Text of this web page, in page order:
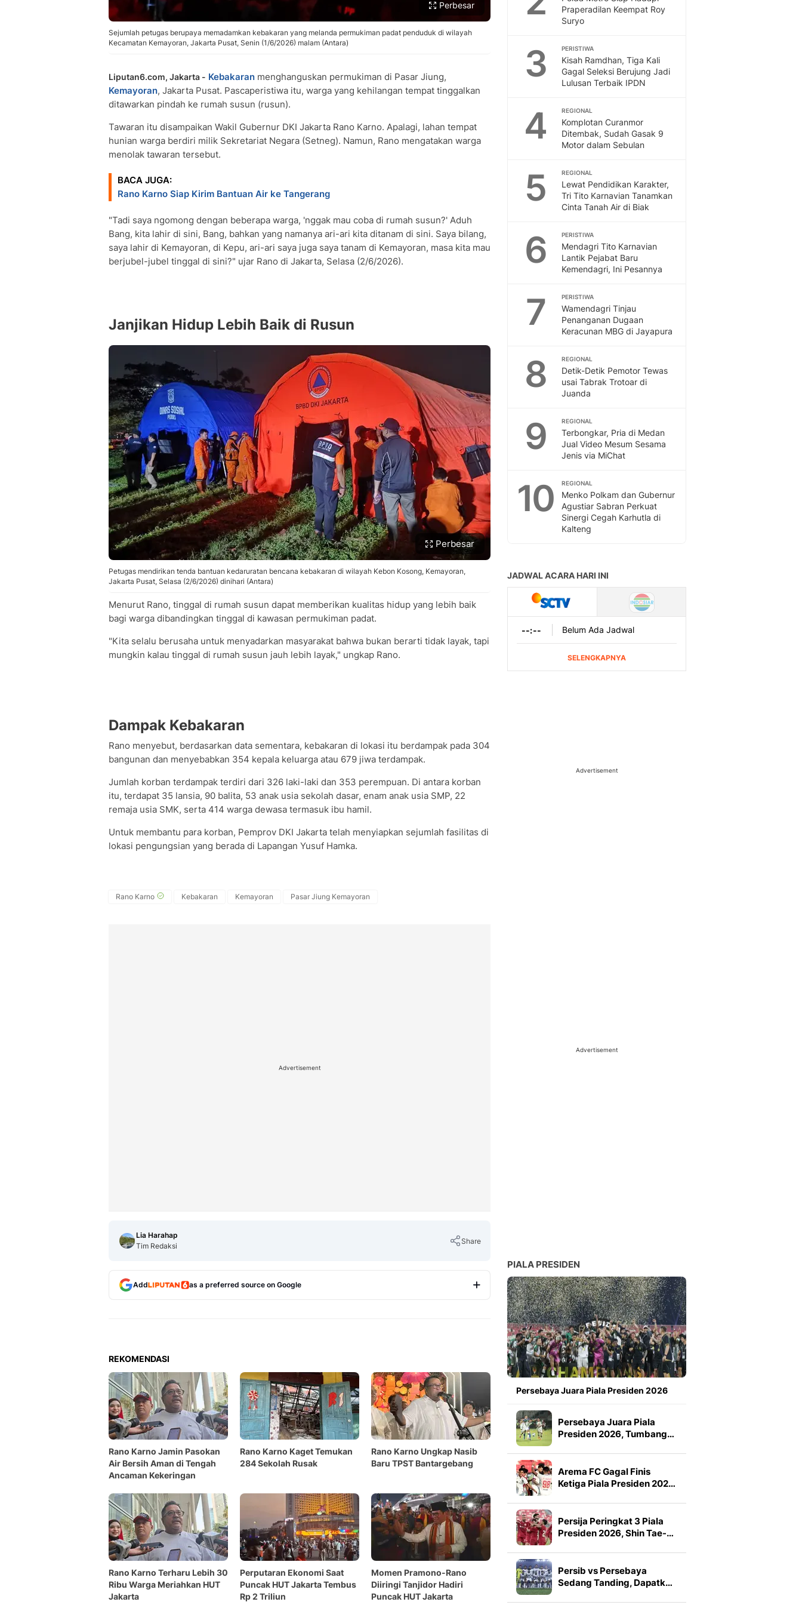
Perbesar
Sejumlah petugas berupaya memadamkan kebakaran yang melanda permukiman padat penduduk di wilayah
Kecamatan Kemayoran, Jakarta Pusat, Senin (1/6/2026) malam (Antara)
Liputan6.com, Jakarta - Kebakaran menghanguskan permukiman di Pasar Jiung,
Kemayoran, Jakarta Pusat. Pascaperistiwa itu, warga yang kehilangan tempat tinggalkan
ditawarkan pindah ke rumah susun (rusun).
Tawaran itu disampaikan Wakil Gubernur DKI Jakarta Rano Karno. Apalagi, lahan tempat
hunian warga berdiri milik Sekretariat Negara (Setneg). Namun, Rano mengatakan warga
menolak tawaran tersebut.
BACA JUGA:
Rano Karno Siap Kirim Bantuan Air ke Tangerang
"Tadi saya ngomong dengan beberapa warga, 'nggak mau coba di rumah susun?' Aduh
Bang, kita lahir di sini, Bang, bahkan yang namanya ari-ari kita ditanam di sini. Saya bilang,
saya lahir di Kemayoran, di Kepu, ari-ari saya juga saya tanam di Kemayoran, masa kita mau
berjubel-jubel tinggal di sini?" ujar Rano di Jakarta, Selasa (2/6/2026).
Janjikan Hidup Lebih Baik di Rusun
Perbesar
Petugas mendirikan tenda bantuan kedaruratan bencana kebakaran di wilayah Kebon Kosong, Kemayoran,
Jakarta Pusat, Selasa (2/6/2026) dinihari (Antara)
Menurut Rano, tinggal di rumah susun dapat memberikan kualitas hidup yang lebih baik
bagi warga dibandingkan tinggal di kawasan permukiman padat.
"Kita selalu berusaha untuk menyadarkan masyarakat bahwa bukan berarti tidak layak, tapi
mungkin kalau tinggal di rumah susun jauh lebih layak," ungkap Rano.
Dampak Kebakaran
Rano menyebut, berdasarkan data sementara, kebakaran di lokasi itu berdampak pada 304
bangunan dan menyebabkan 354 kepala keluarga atau 679 jiwa terdampak.
Jumlah korban terdampak terdiri dari 326 laki-laki dan 353 perempuan. Di antara korban
itu, terdapat 35 lansia, 90 balita, 53 anak usia sekolah dasar, enam anak usia SMP, 22
remaja usia SMK, serta 414 warga dewasa termasuk ibu hamil.
Untuk membantu para korban, Pemprov DKI Jakarta telah menyiapkan sejumlah fasilitas di
lokasi pengungsian yang berada di Lapangan Yusuf Hamka.
Rano Karno Kebakaran Kemayoran Pasar Jiung Kemayoran
Advertisement
Lia Harahap
Tim Redaksi
Share
Add as a preferred source on Google
REKOMENDASI
Rano Karno Jamin Pasokan
Air Bersih Aman di Tengah
Ancaman Kekeringan
Rano Karno Kaget Temukan
284 Sekolah Rusak
Rano Karno Ungkap Nasib
Baru TPST Bantargebang
Rano Karno Terharu Lebih 30
Ribu Warga Meriahkan HUT
Jakarta
Perputaran Ekonomi Saat
Puncak HUT Jakarta Tembus
Rp 2 Triliun
Momen Pramono-Rano
Diiringi Tanjidor Hadiri
Puncak HUT Jakarta
Praperadilan Keempat Roy
Suryo
3 PERISTIWA
Kisah Ramdhan, Tiga Kali
Gagal Seleksi Berujung Jadi
Lulusan Terbaik IPDN
4 REGIONAL
Komplotan Curanmor
Ditembak, Sudah Gasak 9
Motor dalam Sebulan
5 REGIONAL
Lewat Pendidikan Karakter,
Tri Tito Karnavian Tanamkan
Cinta Tanah Air di Biak
6 PERISTIWA
Mendagri Tito Karnavian
Lantik Pejabat Baru
Kemendagri, Ini Pesannya
7 PERISTIWA
Wamendagri Tinjau
Penanganan Dugaan
Keracunan MBG di Jayapura
8 REGIONAL
Detik-Detik Pemotor Tewas
usai Tabrak Trotoar di
Juanda
9 REGIONAL
Terbongkar, Pria di Medan
Jual Video Mesum Sesama
Jenis via MiChat
10 REGIONAL
Menko Polkam dan Gubernur
Agustiar Sabran Perkuat
Sinergi Cegah Karhutla di
Kalteng
Advertisement
Advertisement
PIALA PRESIDEN
Persebaya Juara Piala Presiden 2026
Persebaya Juara Piala
Presiden 2026, Tumbang…
Arema FC Gagal Finis
Ketiga Piala Presiden 202…
Persija Peringkat 3 Piala
Presiden 2026, Shin Tae-…
Persib vs Persebaya
Sedang Tanding, Dapatk…